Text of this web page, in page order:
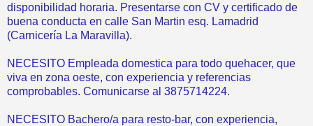
disponibilidad horaria. Presentarse con CV y certificado de
buena conducta en calle San Martin esq. Lamadrid
(Carnicería La Maravilla).
NECESITO Empleada domestica para todo quehacer, que
viva en zona oeste, con experiencia y referencias
comprobables. Comunicarse al 3875714224.
NECESITO Bachero/a para resto-bar, con experiencia,